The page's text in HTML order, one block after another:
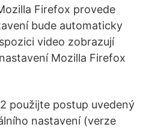
Firefox provede
bude automaticky
video zobrazují
Mozilla Firefox
použijte postup uvedený
nastavení (verze